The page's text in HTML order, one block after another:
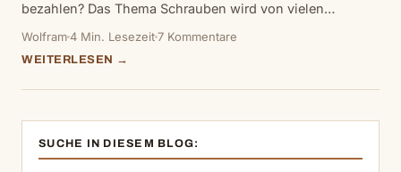
bezahlen? Das Thema Schrauben wird von vielen…
Wolfram4 Min. Lesezeit7 Kommentare
WEITERLESEN →
SUCHE IN DIESEM BLOG: